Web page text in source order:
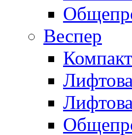
Веспер